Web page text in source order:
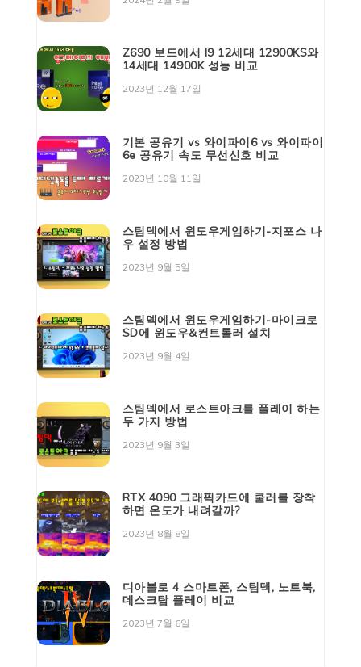
Z690 보드에서 I9 12세대 12900KS와
14세대 14900K 성능 비교
2023년 12월 17일
기본 공유기 vs 와이파이6 vs 와이파이
6e 공유기 속도 무선신호 비교
2023년 10월 11일
스팀덱에서 윈도우게임하기-지포스 나
우 설정 방법
2023년 9월 5일
스팀덱에서 윈도우게임하기-마이크로
SD에 윈도우&컨트롤러 설치
2023년 9월 4일
스팀덱에서 로스트아크를 플레이 하는
두 가지 방법
2023년 9월 3일
RTX 4090 그래픽카드에 쿨러를 장착
하면 온도가 내려갈까?
2023년 8월 8일
디아블로 4 스마트폰, 스팀덱, 노트북,
데스크탑 플레이 비교
2023년 7월 6일